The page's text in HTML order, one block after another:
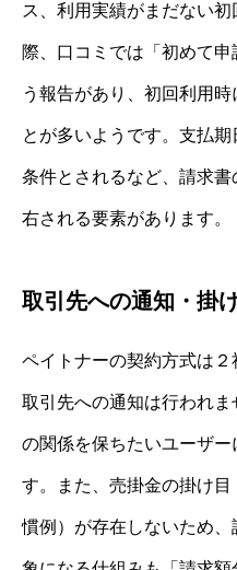
ス、利用実績がまだない
際、口コミでは「初めて
う報告があり、初回利用
とが多いようです。支払
条件とされるなど、請求
右される要素があります。
取引先への通知・掛
ペイトナーの契約方式は２
取引先への通知は行われ
の関係を保ちたいユーザ
す。また、売掛金の掛け
慣例）が存在しないため